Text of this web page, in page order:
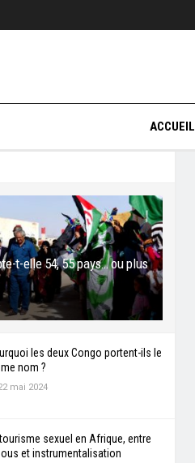
t-elle 54, 55 pays… ou plus
les deux Congo portent-ils le
nom ?
mai 2024
sexuel en Afrique, entre
et instrumentalisation
ACCUEIL